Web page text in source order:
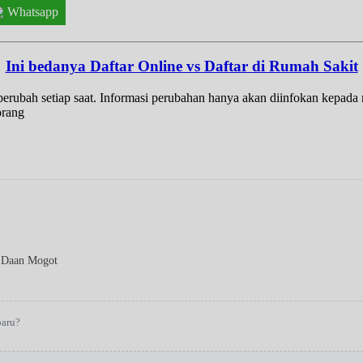
Whatsapp
Ini bedanya Daftar Online vs Daftar di Rumah Sakit
setiap saat. Informasi perubahan hanya akan diinfokan
Mogot